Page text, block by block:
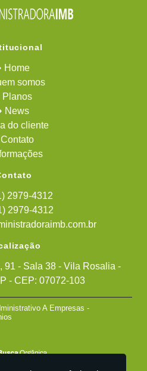
Home
somos
Planos
News
do cliente
Contato
2979-4312
2979-4312
91 - Sala 38 - Vila Rosalia -
- CEP: 07072-103
A Empresas -